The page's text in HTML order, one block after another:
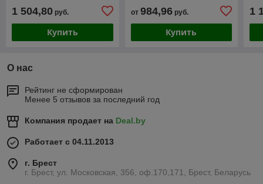
1 504,80 руб.
Купить
от 984,96руб.
Купить
1
О нас
Рейтинг не сформирован
Менее 5 отзывов за последний год
Компания продает на Deal.by
Работает с 04.11.2013
г. Брест
г. Брест, ул. Московская, 356, оф.170,171, Брест, Беларусь